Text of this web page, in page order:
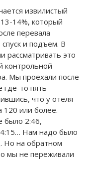
извилистый
14%, который
перевала
и подъем. В
рассматривать это
контрольной
Мы проехали после
то пять
что у отеля
120 или более.
было 2:46,
Нам надо было
Но на обратном
мы не переживали